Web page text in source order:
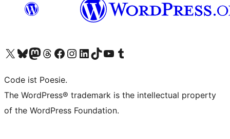
Das X-Konto (früher Twitter) von WordPress.org besuchen
Das Bluesky-Konto von WordPress.org besuchen
Das Mastodon-Konto von WordPress.org besuchen
Das Threads-Konto von WordPress.org besuchen
Die Facebook-Seite von WordPress.org besuchen
Das Instagram-Konto von WordPress.org besuchen
Das LinkedIn-Konto von WordPress.org besuchen
Das TikTok-Konto von WordPress.org besuchen
Den YouTube-Kanal von WordPress.org besuchen
Das Tumblr-Konto von WordPress.org besuchen
Code ist Poesie.
The WordPress® trademark is the intellectual property
of the WordPress Foundation.